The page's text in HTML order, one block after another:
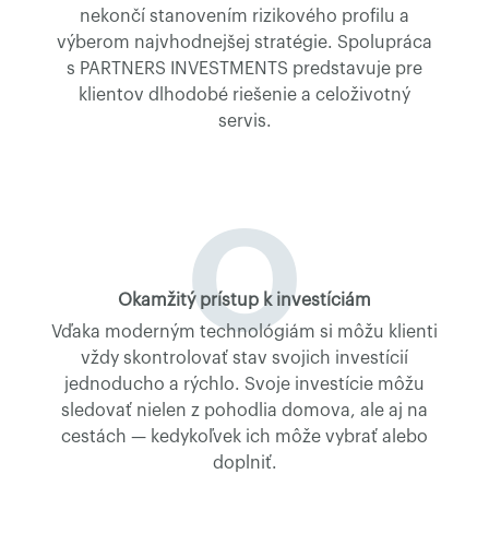
nekončí stanovením rizikového profilu a
výberom najvhodnejšej stratégie. Spolupráca
s PARTNERS INVESTMENTS predstavuje pre
klientov dlhodobé riešenie a celoživotný
servis.
O
Okamžitý prístup k investíciám
Vďaka moderným technológiám si môžu klienti
vždy skontrolovať stav svojich investícií
jednoducho a rýchlo. Svoje investície môžu
sledovať nielen z pohodlia domova, ale aj na
cestách — kedykoľvek ich môže vybrať alebo
doplniť.